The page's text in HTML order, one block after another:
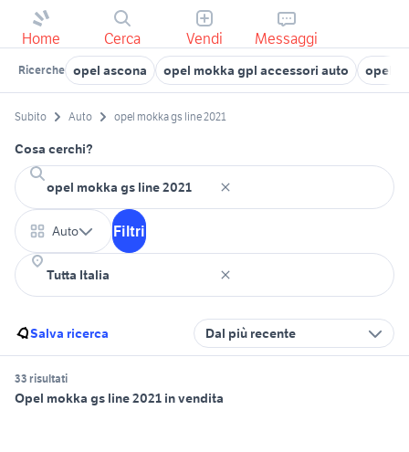
Home Cerca Vendi Messaggi
Ricerche opel ascona opel mokka gpl accessori auto opel
Subito Auto opel mokka gs line 2021
Cosa cerchi?
Auto Filtri
Salva ricerca Dal più recente
33 risultati
Opel mokka gs line 2021 in vendita